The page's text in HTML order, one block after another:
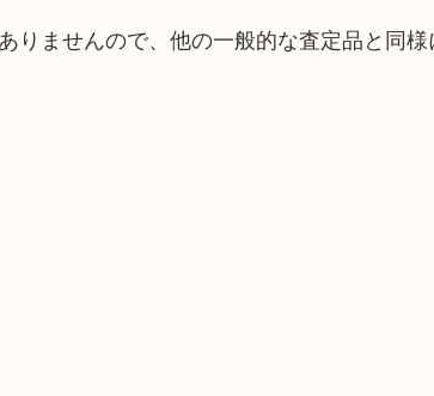
ませんので、他の一般的な査定品と同様